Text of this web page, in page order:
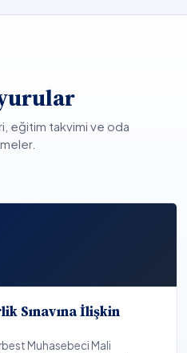
eğitim takvimi ve oda
Sınavına İlişkin
Muhasebeci Mali